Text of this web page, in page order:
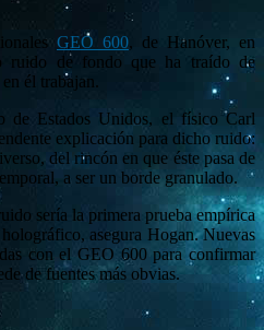
GEO 600, de Hanóver, en
ruido de fondo que ha traído de
en él trabajan.
de Estados Unidos, el físico Carl
explicación para dicho ruido:
del rincón en que éste pasa de
a ser un borde granulado.
sería la primera prueba empírica
asegura Hogan. Nuevas
con el GEO 600 para confirmar
de fuentes más obvias.